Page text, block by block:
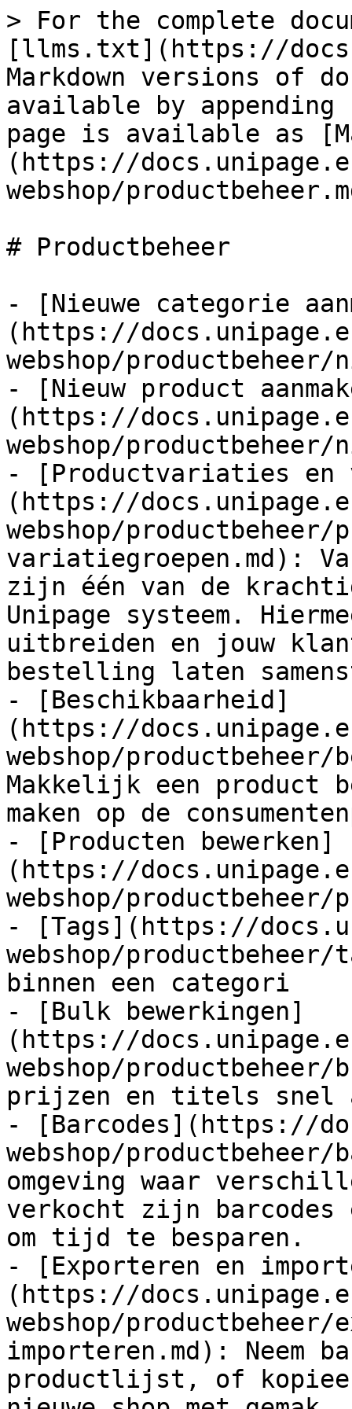
> For the complete
[llms.txt](https://
Markdown versions of
available by
page is available as
(https://
webshop/
# Productbeheer
- [Nieuwe categorie
(https://
webshop/
- [Nieuw product
(https://
webshop/productbeheer/
- [Productvariaties en
(https://
webshop/
variatiegroepen.md):
zijn één van de
Unipage systeem.
uitbreiden en jouw
bestelling laten
- [Beschikbaarheid]
(https://
webshop/
Makkelijk een product
maken op de
- [Producten bewerken]
(https://
webshop/productbeheer/
- [Tags](https://
webshop/
binnen een categori
- [Bulk bewerkingen]
(https://
webshop/
prijzen en titels snel
- [Barcodes](https://
webshop/
omgeving waar
verkocht zijn barcodes
om tijd te besparen.
- [Exporteren en
(https://
webshop/
importeren.md): Neem
productlijst, of